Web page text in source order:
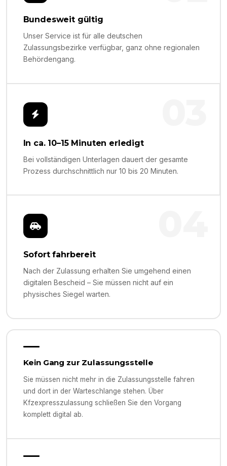
Bundesweit gültig
Unser Service ist für alle deutschen
Zulassungsbezirke verfügbar, ganz ohne regionalen
Behördengang.
In ca. 10–15 Minuten erledigt
Bei vollständigen Unterlagen dauert der gesamte
Prozess durchschnittlich nur 10 bis 20 Minuten.
Sofort fahrbereit
Nach der Zulassung erhalten Sie umgehend einen
digitalen Bescheid – Sie müssen nicht auf ein
physisches Siegel warten.
Kein Gang zur Zulassungsstelle
Sie müssen nicht mehr in die Zulassungsstelle fahren
und dort in der Warteschlange stehen. Über
Kfzexpresszulassung schließen Sie den Vorgang
komplett digital ab.